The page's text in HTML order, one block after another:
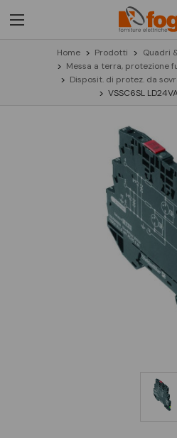
Home Prodotti
Quadri
Messa a terra, protezione
Disposit. di protez. da
VSSC6SL